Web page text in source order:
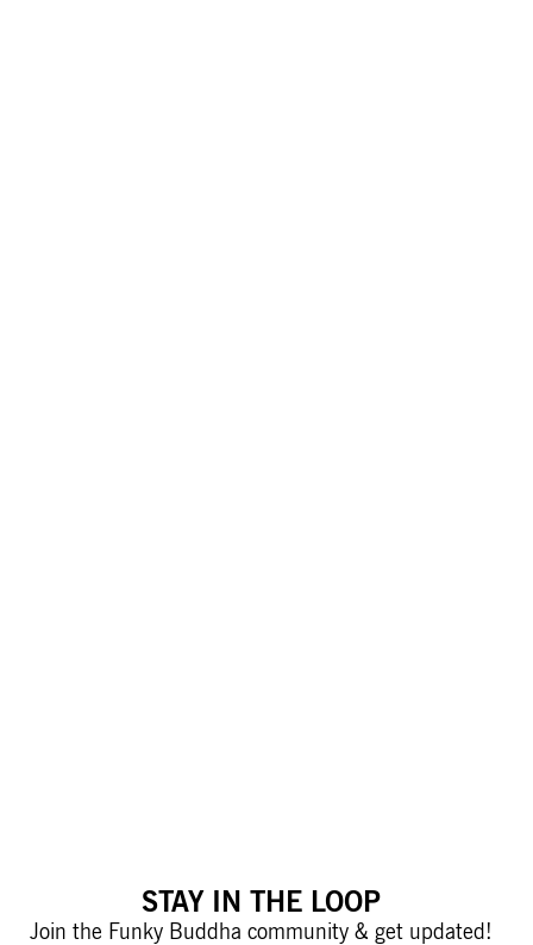
STAY IN THE LOOP
Join the Funky Buddha community & get updated!